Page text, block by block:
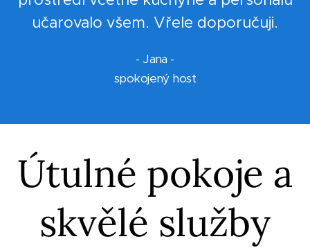
učarovalo všem. Vřele doporučuji.
- Jana -
spokojený host
Útulné pokoje a
skvělé služby